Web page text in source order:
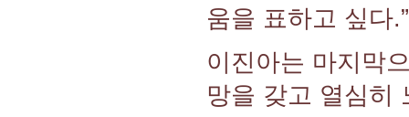
움을 표하고 싶다
이진아는 마지막
망을 갖고 열심히